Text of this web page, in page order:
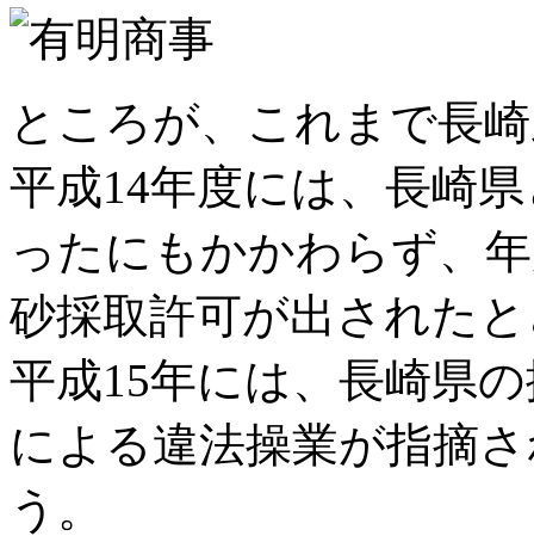
ところが、これまで長
平成14年度には、長崎
ったにもかかわらず、
砂採取許可が出された
平成15年には、長崎県
による違法操業が指摘
う。